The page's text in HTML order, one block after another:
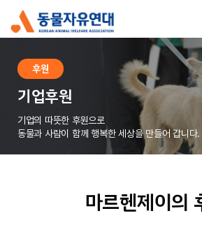
후원
기업후원
기업의 따뜻한 후원으로
동물과 사람이 함께 행복한 세상을 만들어 갑니다.
마르헨제이의